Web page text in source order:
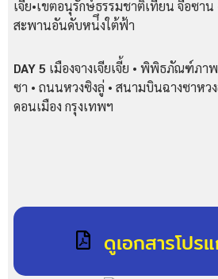
เจี้ย•เขตอนุรักษ์ธรรมชาติเทียน จื่อซาน
สะพานอันดับหน่ึงใต้ฟ้า
DAY 5 เมืองจางเจียเจี้ย • พิพิธภัณฑ์ภา
ซา • ถนนหวงซิงลู่ • สนามบินฉางซาหว
ดอนเมือง กรุงเทพฯ
ดูเอกสารโปร